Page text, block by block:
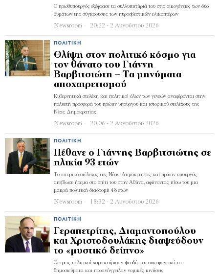
Ο πρωθυπουργός εξέφρασε τα συλλυπητήριά του στις οικογένειες των δύο
θυμάτων της σύγκρουσης των πυροσβεστικών ελικοπτέρων
Newsroom 20:22 - 2 Αυγούστου 2026
ΠΟΛΙΤΙΚΉ
Θλίψη στον πολιτικό κόσμο για
τον θάνατο του Γιάννη
Βαρβιτσιώτη – Τα μηνύματα
αποχαιρετισμού
Κυβερνητικά στελέχη και πολιτικοί όλων των γενεών αναφέρονται στην
πολυετή προσφορά του πρώην υπουργού και ιστορικού στελέχους της
Νέας Δημοκρατίας
Newsroom 20:06 - 2 Αυγούστου 2026
ΠΟΛΙΤΙΚΉ
Πέθανε ο Γιάννης Βαρβιτσιώτης σε
ηλικία 93 ετών
Το ιστορικό στέλεχος της Νέας Δημοκρατίας και πρώην υπουργός
απεβίωσε ήρεμα στο σπίτι του στην Αθήνα, αφήνοντας πίσω του μια
μακρά πολιτική διαδρομή 48 ετών
Newsroom 18:32 - 2 Αυγούστου 2026
ΠΟΛΙΤΙΚΉ
Γεραπετρίτης, Διαμαντοπούλου
και Χριστοδουλάκης διαψεύδουν
το «μυστικό δείπνο»
Οι τρεις πολιτικοί χαρακτήρισαν ψευδή και συκοφαντικά τα
δημοσιεύματα και προανήγγειλαν νομικές κινήσεις